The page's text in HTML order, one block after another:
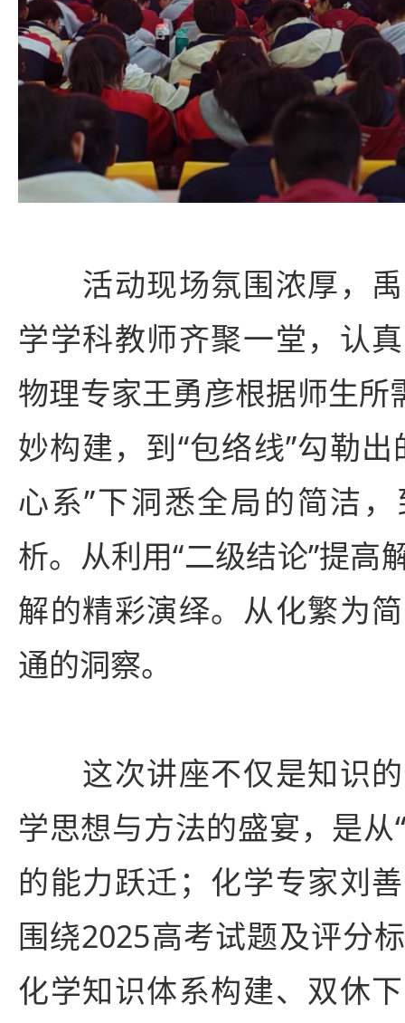
活动现场氛围浓厚，禹
学学科教师齐聚一堂，认
物理专家王勇彦根据师生所
妙构建，到“包络线”勾勒
心系”下洞悉全局的简洁
析。从利用“二级结论”提高
解的精彩演绎。从化繁为
通的洞察。
这次讲座不仅是知识
学思想与方法的盛宴，是从
的能力跃迁；化学专家刘
围绕2025高考试题及评分
化学知识体系构建、双休